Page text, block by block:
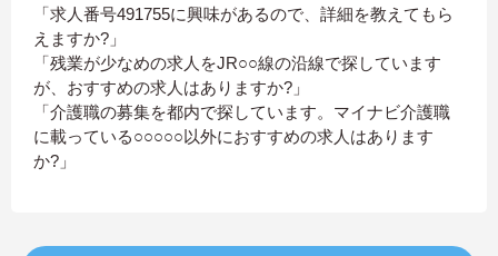
「求人番号491755に興味があるので、詳細を教えてもら
えますか?」
「残業が少なめの求人をJR○○線の沿線で探しています
が、おすすめの求人はありますか?」
「介護職の募集を都内で探しています。マイナビ介護職
に載っている○○○○○以外におすすめの求人はあります
か?」